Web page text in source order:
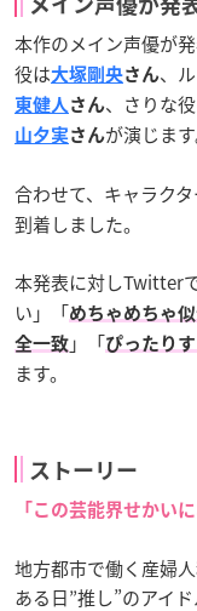
メイン声優が発
本作のメイン声優が
役は大塚剛央さん、
東健人 さん、さりな
山夕実 さんが演じます
合わせて、キャラク
到着しました。
本発表に対しTwitter
い」「めちゃめちゃ
全一致 」「ぴったり
ます。
ストーリー
「この芸能界せかい
地方都市で働く産婦人
ある日”推し”のアイ